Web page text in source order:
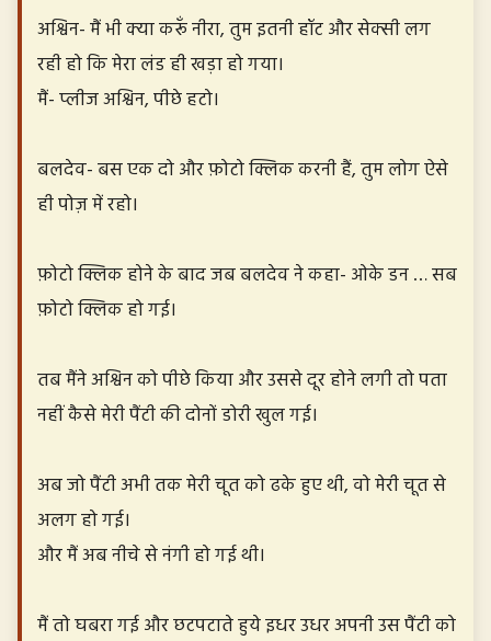
अश्विन- मैं भी क्या करूँ नीरा, तुम इतनी हॉट और सेक्सी लग
रही हो कि मेरा लंड ही खड़ा हो गया।
मैं- प्लीज अश्विन, पीछे हटो।
बलदेव- बस एक दो और फ़ोटो क्लिक करनी हैं, तुम लोग ऐसे
ही पोज़ में रहो।
फ़ोटो क्लिक होने के बाद जब बलदेव ने कहा- ओके डन … सब
फ़ोटो क्लिक हो गई।
तब मैंने अश्विन को पीछे किया और उससे दूर होने लगी तो पता
नहीं कैसे मेरी पैंटी की दोनों डोरी खुल गई।
अब जो पैंटी अभी तक मेरी चूत को ढके हुए थी, वो मेरी चूत से
अलग हो गई।
और मैं अब नीचे से नंगी हो गई थी।
मैं तो घबरा गई और छटपटाते हुये इधर उधर अपनी उस पैंटी को